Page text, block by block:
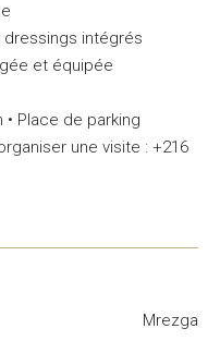
dressings intégrés
et équipée
• Place de parking
une visite : +216
Mrezga